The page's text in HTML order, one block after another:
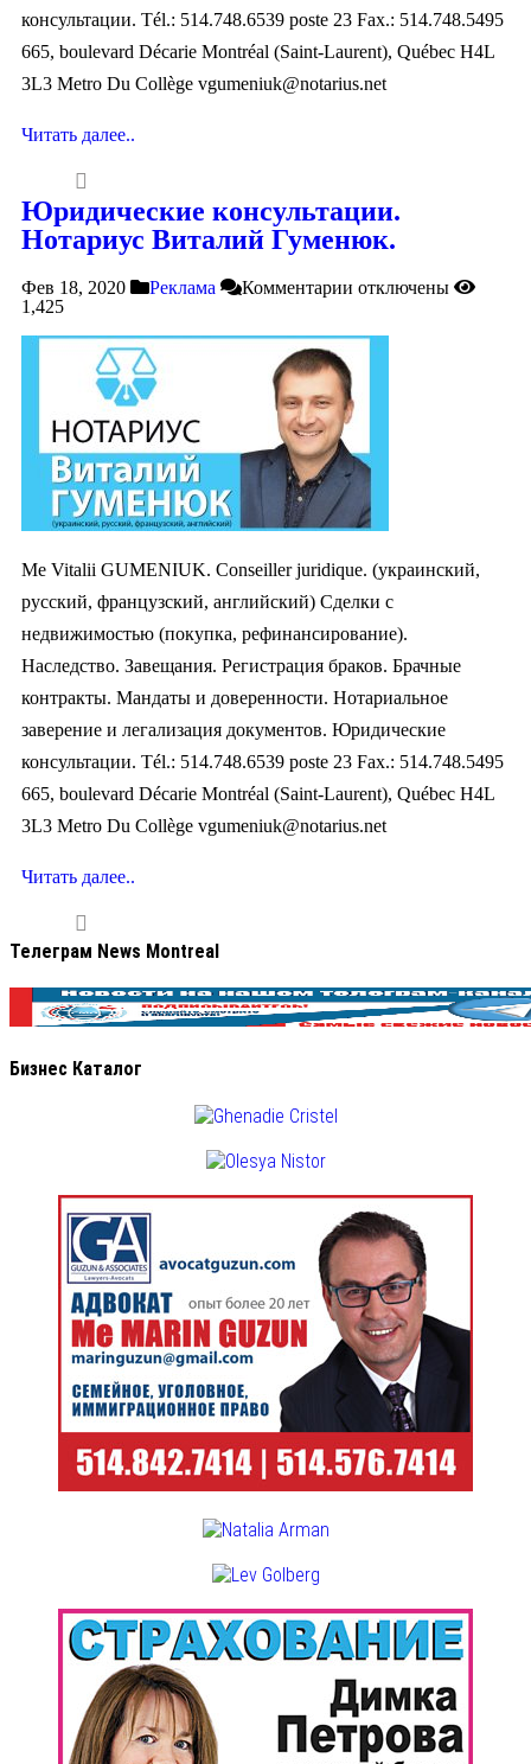
консультации. Tél.: 514.748.6539 poste 23 Fax.: 514.748.5495
665, boulevard Décarie Montréal (Saint-Laurent), Québec H4L
3L3 Metro Du Collège vgumeniuk@notarius.net
Читать далее..
Юридические консультации.
Нотариус Виталий Гуменюк.
Фев 18, 2020 Реклама Комментарии отключены
1,425
Me Vitalii GUMENIUK. Conseiller juridique. (украинский,
русский, французский, английский) Сделки с
недвижимостью (покупка, рефинансирование).
Наследство. Завещания. Регистрация браков. Брачныe
контракты. Мандаты и доверенности. Нотариальное
заверение и легализация документов. Юридические
консультации. Tél.: 514.748.6539 poste 23 Fax.: 514.748.5495
665, boulevard Décarie Montréal (Saint-Laurent), Québec H4L
3L3 Metro Du Collège vgumeniuk@notarius.net
Читать далее..
Телеграм News Montreal
Бизнес Каталог